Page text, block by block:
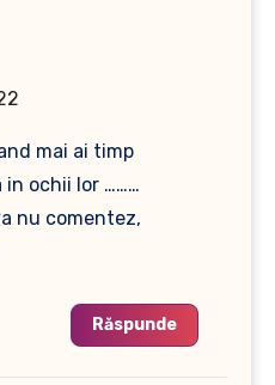
mai ai timp
in ochii lor ………
nu comentez,
Răspunde